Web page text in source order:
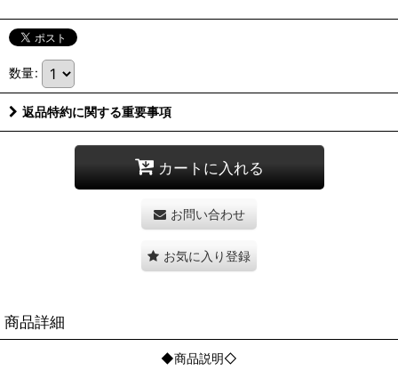
数量:
返品特約に関する重要事項
カートに入れる
お問い合わせ
お気に入り登録
商品詳細
◆商品説明◇